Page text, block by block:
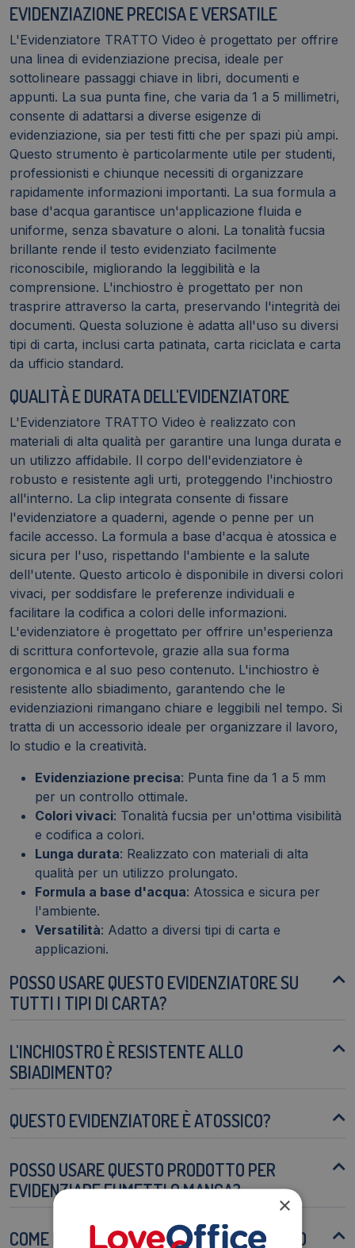
EVIDENZIAZIONE PRECISA E VERSATILE
L'Evidenziatore TRATTO Video è progettato per offrire
una linea di evidenziazione precisa, ideale per
sottolineare passaggi chiave in libri, documenti e
appunti. La sua punta fine, che varia da 1 a 5 millimetri,
consente di adattarsi a diverse esigenze di
evidenziazione, sia per testi fitti che per spazi più ampi.
Questo strumento è particolarmente utile per studenti,
professionisti e chiunque necessiti di organizzare
rapidamente informazioni importanti. La sua formula a
base d'acqua garantisce un'applicazione fluida e
uniforme, senza sbavature o aloni. La tonalità fucsia
brillante rende il testo evidenziato facilmente
riconoscibile, migliorando la leggibilità e la
comprensione. L'inchiostro è progettato per non
trasprire attraverso la carta, preservando l'integrità dei
documenti. Questa soluzione è adatta all'uso su diversi
tipi di carta, inclusi carta patinata, carta riciclata e carta
da ufficio standard.
QUALITÀ E DURATA DELL'EVIDENZIATORE
L'Evidenziatore TRATTO Video è realizzato con
materiali di alta qualità per garantire una lunga durata e
un utilizzo affidabile. Il corpo dell'evidenziatore è
robusto e resistente agli urti, proteggendo l'inchiostro
all'interno. La clip integrata consente di fissare
l'evidenziatore a quaderni, agende o penne per un
facile accesso. La formula a base d'acqua è atossica e
sicura per l'uso, rispettando l'ambiente e la salute
dell'utente. Questo articolo è disponibile in diversi colori
vivaci, per soddisfare le preferenze individuali e
facilitare la codifica a colori delle informazioni.
L'evidenziatore è progettato per offrire un'esperienza
di scrittura confortevole, grazie alla sua forma
ergonomica e al suo peso contenuto. L'inchiostro è
resistente allo sbiadimento, garantendo che le
evidenziazioni rimangano chiare e leggibili nel tempo. Si
tratta di un accessorio ideale per organizzare il lavoro,
lo studio e la creatività.
Evidenziazione precisa: Punta fine da 1 a 5 mm
per un controllo ottimale.
Colori vivaci: Tonalità fucsia per un'ottima visibilità
e codifica a colori.
Lunga durata: Realizzato con materiali di alta
qualità per un utilizzo prolungato.
Formula a base d'acqua: Atossica e sicura per
l'ambiente.
Versatilità: Adatto a diversi tipi di carta e
applicazioni.
POSSO USARE QUESTO EVIDENZIATORE SU
TUTTI I TIPI DI CARTA?
L'INCHIOSTRO È RESISTENTE ALLO
SBIADIMENTO?
QUESTO EVIDENZIATORE È ATOSSICO?
POSSO USARE QUESTO PRODOTTO PER
EVIDENZIARE FUMETTI O MANGA?
COME POSSO PREVENIRE CHE L'INCHIOSTRO
×